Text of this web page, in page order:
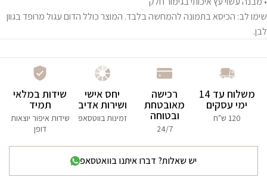
שימו לב: הכיסא בתמונה להמחשה בלבד. המוצר כולל הדום עגול מרופד בגוון
לבן.
משלוח עד 14
ימי עסקים
120 ש"ח
רכישה
מאובטחת
ובטוחה
24/7
יחס אישי
ושירות אדיב
זמינות בווטסאפ
שידות במלאי
תמיד
שידות איפור יוצאות
דופן
יש שאלות? דברו איתנו בוואטסאפ